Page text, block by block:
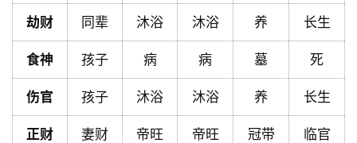
黄
历
占
卜
劫财 同辈 沐浴 沐浴 养 长生
食神 孩子 病 病 墓 死
伤官 孩子 沐浴 沐浴 养 长生
正财 妻财 帝旺 帝旺 冠带 临官